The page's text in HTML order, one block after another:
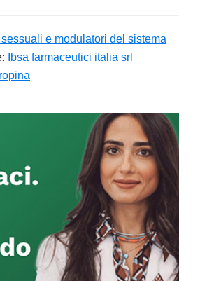
e modulatori del sistema
Ibsa farmaceutici italia srl